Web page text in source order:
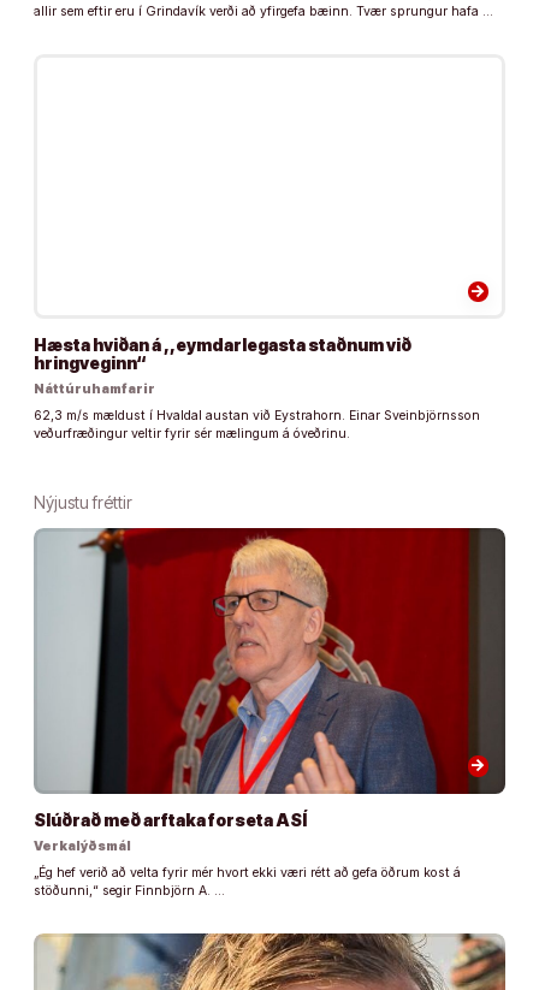
allir sem eftir eru í Grindavík verði að yfirgefa bæinn. Tvær sprungur hafa …
arrow_forward
Hæsta hviðan á ,,eymdarlegasta staðnum við
hringveginn“
Náttúruhamfarir
62,3 m/s mældust í Hvaldal austan við Eystrahorn. Einar Sveinbjörnsson
veðurfræðingur veltir fyrir sér mælingum á óveðrinu.
Nýjustu fréttir
arrow_forward
Slúðrað með arftaka forseta ASÍ
Verkalýðsmál
„Ég hef verið að velta fyrir mér hvort ekki væri rétt að gefa öðrum kost á
stöðunni,“ segir Finnbjörn A. …